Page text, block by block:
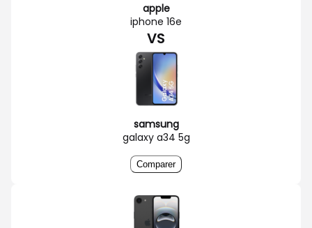
apple
iphone 16e
VS
samsung
galaxy a34 5g
Comparer